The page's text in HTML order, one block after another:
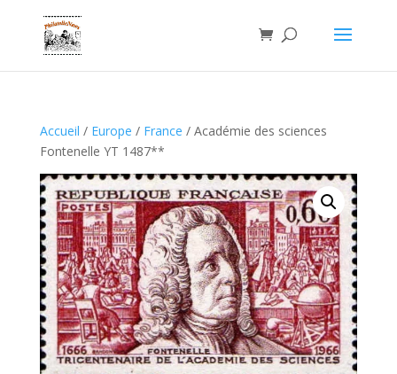
Accueil / Europe / France / Académie des sciences
Fontenelle YT 1487**